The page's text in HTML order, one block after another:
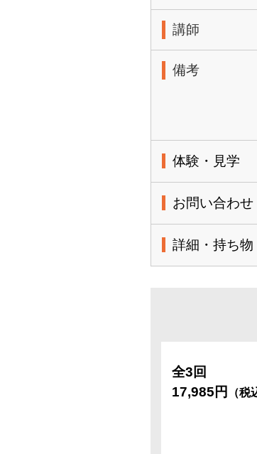
講師
備考
体験・見学
お問い合わせ
詳細・持ち物
全3回
17,985円
（税